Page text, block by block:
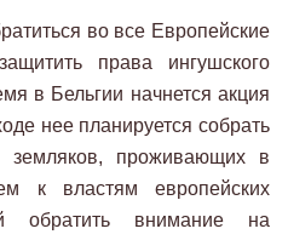
во все Европейские
права ингушского
в Бельгии начнется акция
нее планируется собрать
земляков, проживающих в
к властям европейских
обратить внимание на